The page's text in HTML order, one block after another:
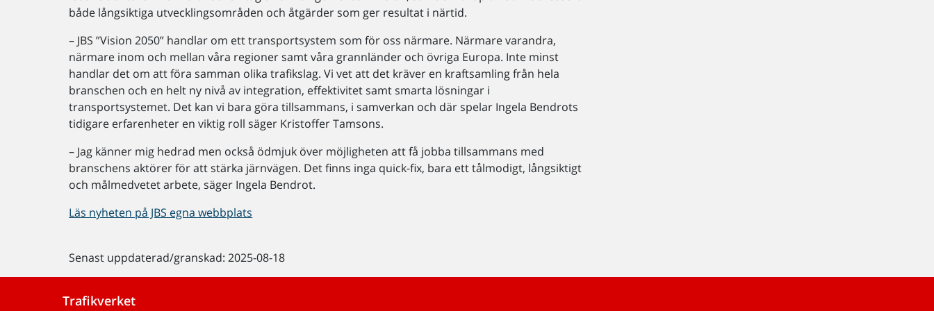
både långsiktiga utvecklingsområden och åtgärder som ger resultat i närtid.
– JBS ”Vision 2050” handlar om ett transportsystem som för oss närmare. Närmare varandra,
närmare inom och mellan våra regioner samt våra grannländer och övriga Europa. Inte minst
handlar det om att föra samman olika trafikslag. Vi vet att det kräver en kraftsamling från hela
branschen och en helt ny nivå av integration, effektivitet samt smarta lösningar i
transportsystemet. Det kan vi bara göra tillsammans, i samverkan och där spelar Ingela Bendrots
tidigare erfarenheter en viktig roll säger Kristoffer Tamsons.
– Jag känner mig hedrad men också ödmjuk över möjligheten att få jobba tillsammans med
branschens aktörer för att stärka järnvägen. Det finns inga quick-fix, bara ett tålmodigt, långsiktigt
och målmedvetet arbete, säger Ingela Bendrot.
Läs nyheten på JBS egna webbplats
Senast uppdaterad/granskad: 2025-08-18
Trafikverket